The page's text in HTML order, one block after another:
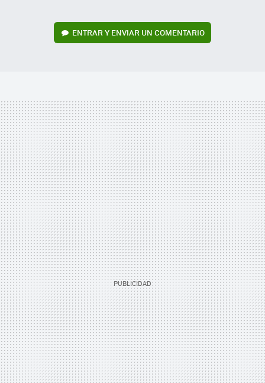
ENTRAR Y ENVIAR UN COMENTARIO